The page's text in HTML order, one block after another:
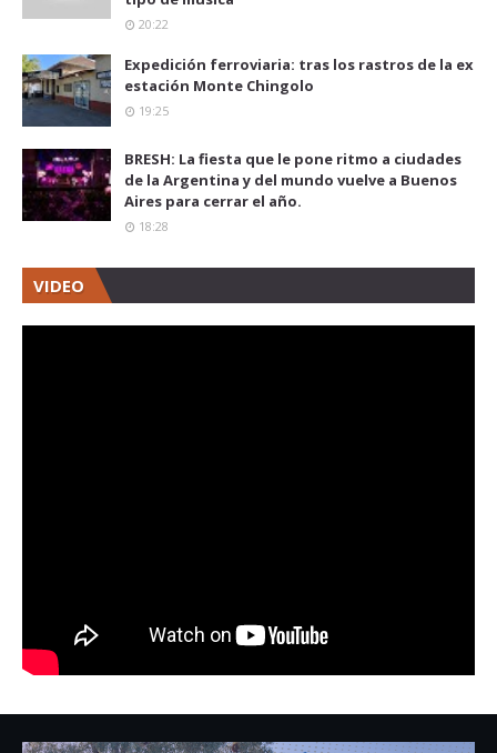
20:22
Expedición ferroviaria: tras los rastros de la ex
estación Monte Chingolo
19:25
BRESH: La fiesta que le pone ritmo a ciudades
de la Argentina y del mundo vuelve a Buenos
Aires para cerrar el año.
18:28
VIDEO